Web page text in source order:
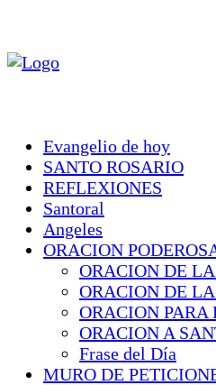
Evangelio de hoy
SANTO ROSARIO
REFLEXIONES
Santoral
Angeles
ORACION
ORACION DE
ORACION DE
ORACION PARA
ORACION A
Frase del Día
MURO DE